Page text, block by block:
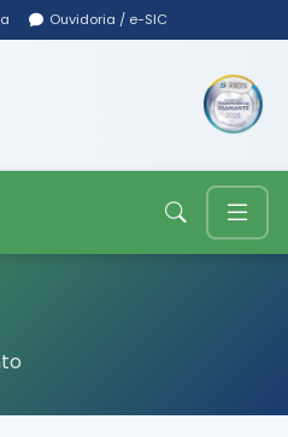
Ouvidoria / e-SIC